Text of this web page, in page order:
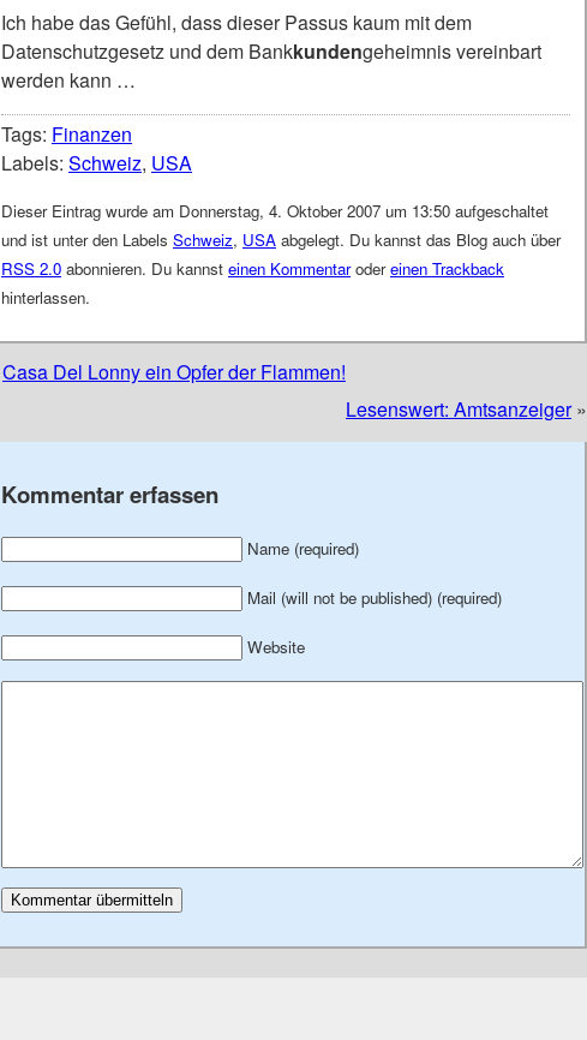
Ich habe das Gefühl, dass dieser Passus kaum mit dem
Datenschutzgesetz und dem Bankkundengeheimnis vereinbart
werden kann …
Tags: Finanzen
Labels: Schweiz, USA
Dieser Eintrag wurde am Donnerstag, 4. Oktober 2007 um 13:50 aufgeschaltet
und ist unter den Labels Schweiz, USA abgelegt. Du kannst das Blog auch über
RSS 2.0 abonnieren. Du kannst einen Kommentarodereinen Trackback
hinterlassen.
Casa Del Lonny ein Opfer der Flammen!
Lesenswert: Amtsanzeiger»
Kommentar erfassen
Name (required)
Mail (will not be published) (required)
Website